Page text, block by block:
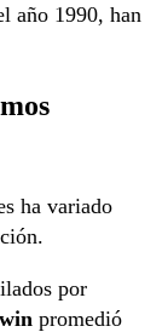
año 1990, han
ha variado
por
promedió